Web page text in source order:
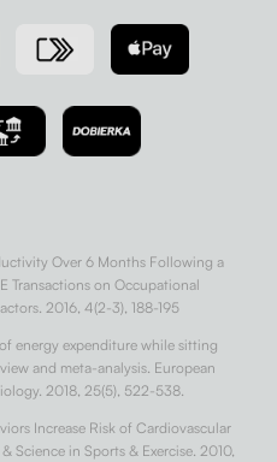
Over 6 Months Following a
Transactions on Occupational
2016, 4(2-3), 188-195
energy expenditure while sitting
and meta-analysis. European
2018, 25(5), 522-538.
Increase Risk of Cardiovascular
Science in Sports & Exercise. 2010,